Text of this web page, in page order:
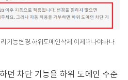
기능변경.하위도메인삭제.이제떠나야하나
던 차단 기능을 하위 도메인 수준